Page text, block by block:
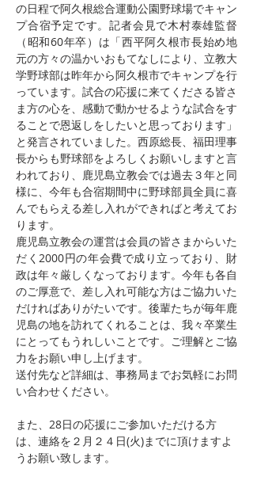
の日程で阿久根総合運動公園野球場でキャン
プ合宿予定です。記者会見で木村泰雄監督
（昭和60年卒）は「西平阿久根市長始め地
元の方々の温かいおもてなしにより、立教大
学野球部は昨年から阿久根市でキャンプを行
っています。試合の応援に来てくださる皆さ
ま方の心を、感動で動かせるような試合をす
ることで恩返しをしたいと思っております」
と発言されていました。西原総長、福田理事
長からも野球部をよろしくお願いしますと言
われており、鹿児島立教会では過去３年と同
様に、今年も合宿期間中に野球部員全員に喜
んでもらえる差し入れができればと考えてお
ります。
鹿児島立教会の運営は会員の皆さまからいた
だく2000円の年会費で成り立っており、財
政は年々厳しくなっております。今年も各自
のご厚意で、差し入れ可能な方はご協力いた
だければありがたいです。後輩たちが毎年鹿
児島の地を訪れてくれることは、我々卒業生
にとってもうれしいことです。ご理解とご協
力をお願い申し上げます。
送付先など詳細は、事務局までお気軽にお問
い合わせください。
また、28日の応援にご参加いただける方
は、連絡を２月２４日(火)までに頂けますよ
うお願い致します。